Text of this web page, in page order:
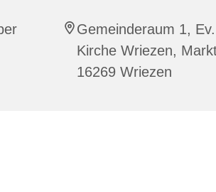
Gemeinderaum 1, Ev.
Kirche Wriezen,
16269 Wriezen